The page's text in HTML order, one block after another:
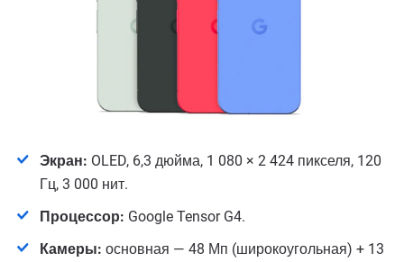
Экран: OLED, 6,3 дюйма, 1 080 × 2 424 пикселя, 120
Гц, 3 000 нит.
Процессор: Google Tensor G4.
Камеры: основная — 48 Мп (широкоугольная) + 13